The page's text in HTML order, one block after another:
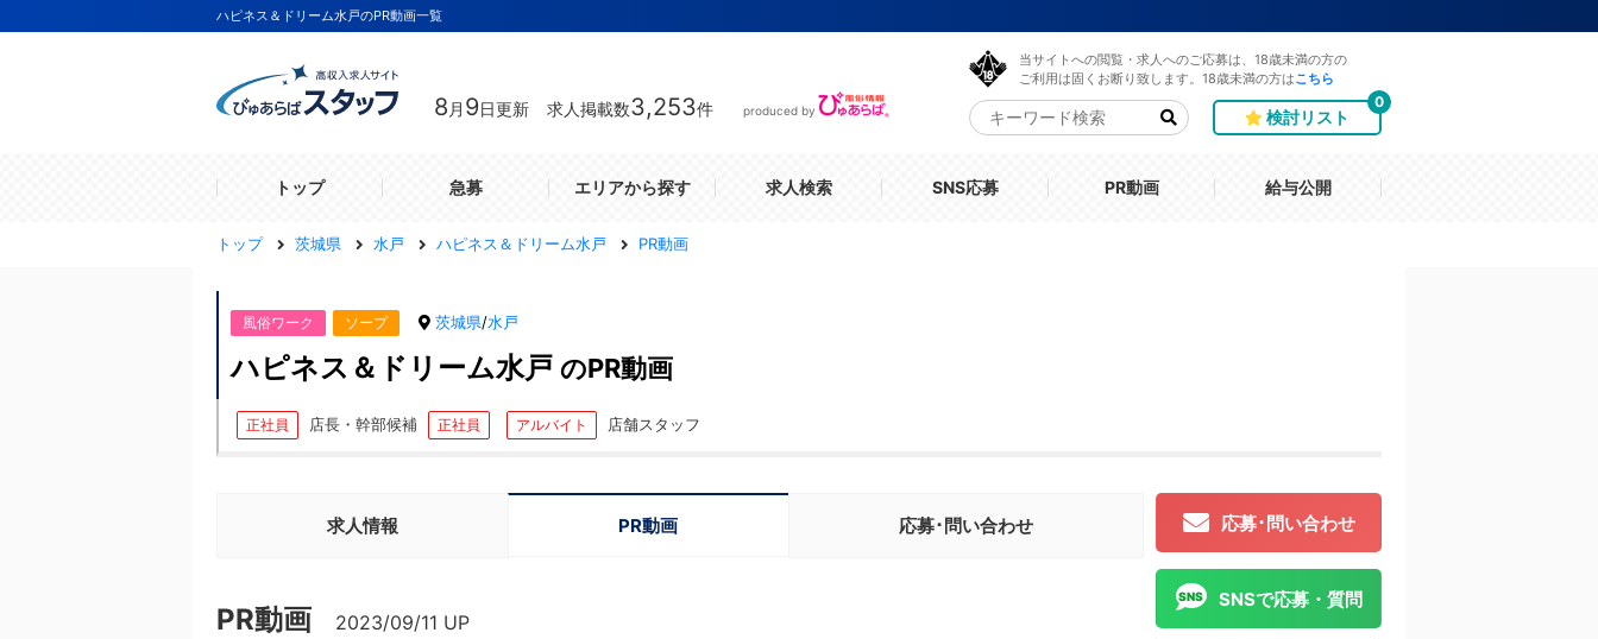
ハピネス＆ドリーム水戸のPR動画一覧
8 月 9日更新 求人掲載数3,253件 produced by
当サイトへの閲覧・求人へのご応募は、18歳未満の方の
ご利用は固くお断り致します。18歳未満の方は こちら
検討リスト
0
トップ 急募 エリアから探す 求人検索 SNS応募 PR動画 給与公開
トップ 茨城県 水戸 ハピネス＆ドリーム水戸 PR動画
風俗ワーク ソープ 茨城県/水戸
ハピネス＆ドリーム水戸 のPR動画
正社員 店長・幹部候補 正社員 アルバイト 店舗スタッフ
求人情報 PR動画 応募･問い合わせ
PR動画 2023/09/11 UP
応募･問い合わせ
SNSで応募・質問